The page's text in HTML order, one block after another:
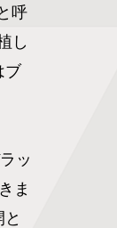
呼
し
ブ
ッ
ま